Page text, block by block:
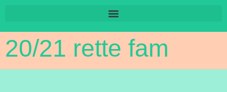
20/21 rette fam